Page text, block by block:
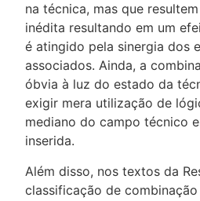
na técnica, mas que
inédita resultando em um
é atingido pela sinergia dos
associados. Ainda, a
óbvia à luz do estado da
exigir mera utilização de
mediano do campo técnico
inserida.
Além disso, nos textos da
classificação de